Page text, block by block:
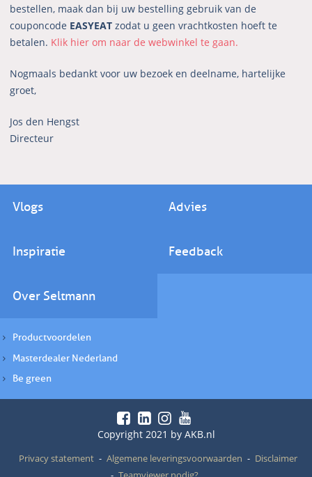
bestellen, maak dan bij uw bestelling gebruik van de
couponcode EASYEAT zodat u geen vrachtkosten hoeft te
betalen. Klik hier om naar de webwinkel te gaan.
Nogmaals bedankt voor uw bezoek en deelname, hartelijke
groet,
Jos den Hengst
Directeur
Vlogs Advies
Inspiratie Feedback
Over Seltmann
Productvoordelen
Masterdealer Nederland
Be green
Copyright 2021 by AKB.nl
Privacy statement Algemene leveringsvoorwaarden
Disclaimer